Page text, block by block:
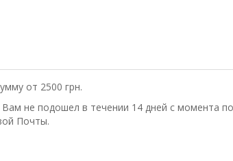
от 2500 грн.
не подошел в течении 14 дней с момента
Почты.